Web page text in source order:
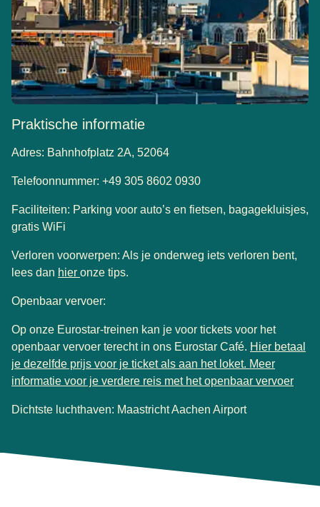
Praktische informatie
Adres: Bahnhofplatz 2A, 52064
Telefoonnummer: +49 305 8602 0930
Faciliteiten: Parking voor auto’s en fietsen, bagagekluisjes,
gratis WiFi
Verloren voorwerpen: Als je onderweg iets verloren bent,
lees dan hier onze tips.
Openbaar vervoer:
Op onze Eurostar-treinen kan je voor tickets voor het
openbaar vervoer terecht in ons Eurostar Café. Hier betaal
je dezelfde prijs voor je ticket als aan het loket. Meer
informatie voor je verdere reis met het openbaar vervoer(
Dichtste luchthaven: Maastricht Aachen Airport